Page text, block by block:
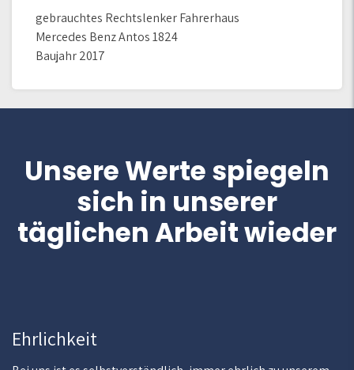
gebrauchtes Rechtslenker Fahrerhaus
Mercedes Benz Antos 1824
Baujahr 2017
Unsere Werte spiegeln
sich in unserer
täglichen Arbeit wieder
Ehrlichkeit